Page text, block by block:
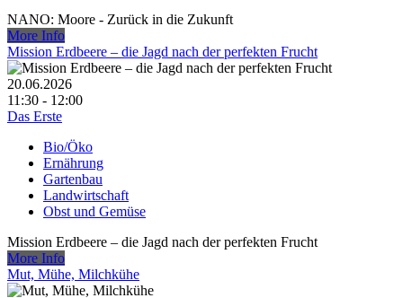
NANO: Moore - Zurück in die Zukunft
More Info
Mission Erdbeere – die Jagd nach der perfekten Frucht
20.06.2026
11:30 - 12:00
Das Erste
Bio/Öko
Ernährung
Gartenbau
Landwirtschaft
Obst und Gemüse
Mission Erdbeere – die Jagd nach der perfekten Frucht
More Info
Mut, Mühe, Milchkühe